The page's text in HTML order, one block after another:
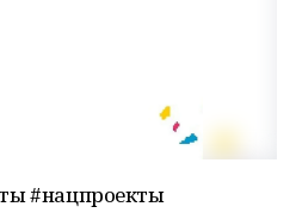
#нацпроекты